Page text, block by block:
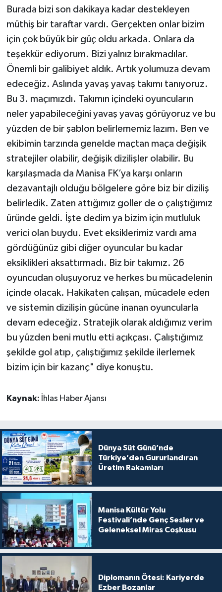
Burada bizi son dakikaya kadar destekleyen
müthiş bir taraftar vardı. Gerçekten onlar bizim
için çok büyük bir güç oldu arkada. Onlara da
teşekkür ediyorum. Bizi yalnız bırakmadılar.
Önemli bir galibiyet aldık. Artık yolumuza devam
edeceğiz. Aslında yavaş yavaş takımı tanıyoruz.
Bu 3. maçımızdı. Takımın içindeki oyuncuların
neler yapabileceğini yavaş yavaş görüyoruz ve bu
yüzden de bir şablon belirlememiz lazım. Ben ve
ekibimin tarzında genelde maçtan maça değişik
stratejiler olabilir, değişik dizilişler olabilir. Bu
karşılaşmada da Manisa FK’ya karşı onların
dezavantajlı olduğu bölgelere göre biz bir diziliş
belirledik. Zaten attığımız goller de o çalıştığımız
üründe geldi. İşte dedim ya bizim için mutluluk
verici olan buydu. Evet eksiklerimiz vardı ama
gördüğünüz gibi diğer oyuncular bu kadar
eksiklikleri aksattırmadı. Biz bir takımız. 26
oyuncudan oluşuyoruz ve herkes bu mücadelenin
içinde olacak. Hakikaten çalışan, mücadele eden
ve sistemin dizilişin gücüne inanan oyuncularla
devam edeceğiz. Stratejik olarak aldığımız verim
bu yüzden beni mutlu etti açıkçası. Çalıştığımız
şekilde gol atıp, çalıştığımız şekilde ilerlemek
bizim için bir kazanç" diye konuştu.
Kaynak: İhlas Haber Ajansı
Dünya Süt Günü’nde
Türkiye’den Gururlandıran
Üretim Rakamları
Manisa Kültür Yolu
Festivali’nde Genç Sesler ve
Geleneksel Miras Coşkusu
Diplomanın Ötesi: Kariyerde
Ezber Bozanlar